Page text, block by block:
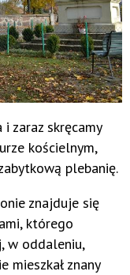
zaraz skręcamy
kościelnym,
plebanię.
znajduje się
którego
w oddaleniu,
mieszkał znany